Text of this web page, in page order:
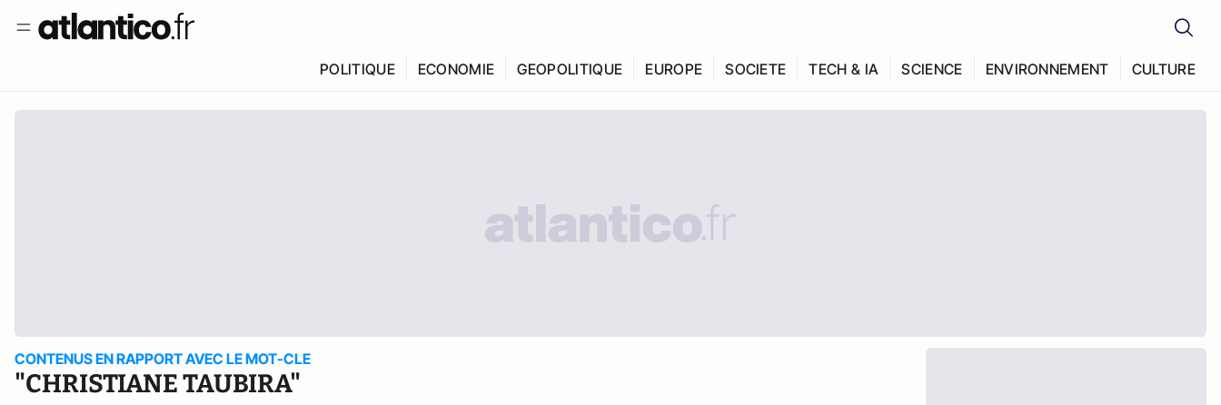
POLITIQUE ECONOMIE GEOPOLITIQUE EUROPE SOCIETE TECH & IA SCIENCE ENVIRONNEMENT CULTURE
CONTENUS EN RAPPORT AVEC LE MOT-CLE
"CHRISTIANE TAUBIRA"